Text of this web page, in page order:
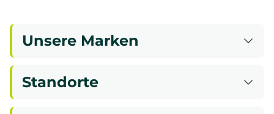
Unsere Marken
Standorte